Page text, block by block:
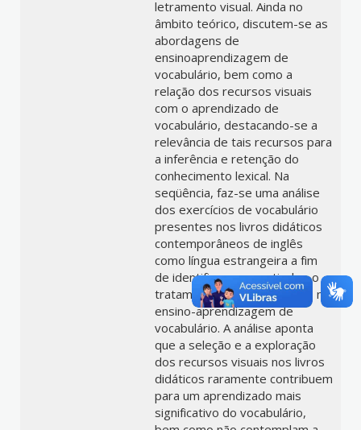
letramento visual. Ainda no
âmbito teórico, discutem-se as
abordagens de
ensinoaprendizagem de
vocabulário, bem como a
relação dos recursos visuais
com o aprendizado de
vocabulário, destacando-se a
relevância de tais recursos para
a inferência e retenção do
conhecimento lexical. Na
seqüência, faz-se uma análise
dos exercícios de vocabulário
presentes nos livros didáticos
contemporâneos de inglês
como língua estrangeira a fim
de identificar, em particular, o
tratamento dado aos visuais no
ensino-aprendizagem de
vocabulário. A análise aponta
que a seleção e a exploração
dos recursos visuais nos livros
didáticos raramente contribuem
para um aprendizado mais
significativo do vocabulário,